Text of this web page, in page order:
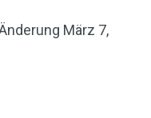
März 7,